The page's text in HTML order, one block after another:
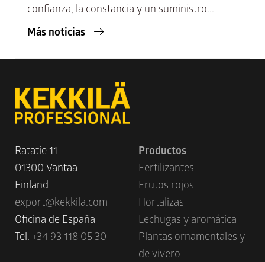
confianza, la constancia y un suministro...
Más noticias
Ratatie 11
01300 Vantaa
Finland
export@kekkila.com
Oficina de España
Tel. +34 93 118 05 30
Productos
Fertilizantes
Frutos rojos
Hortalizas
Lechugas y aromática
Plantas ornamentales y
de vivero